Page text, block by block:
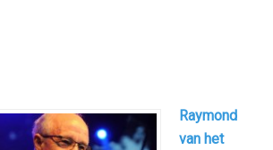
Raymond
van het